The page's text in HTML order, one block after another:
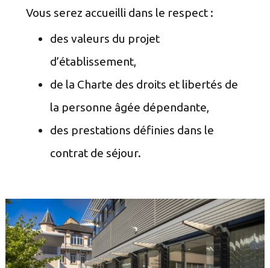
Vous serez accueilli dans le respect :
des valeurs du projet
d’établissement,
de la Charte des droits et libertés de
la personne âgée dépendante,
des prestations définies dans le
contrat de séjour.